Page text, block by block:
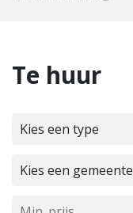
Te huur
Kies een type
Kies een gemeente